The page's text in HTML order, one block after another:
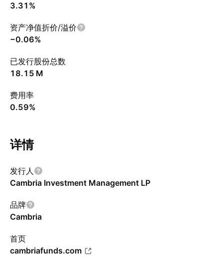
3.31%
资产净值折价/溢价
−0.06%
已发行股份总数
‪18.15 M‬
费用率
0.59%
详情
发行人
Cambria Investment Management LP
品牌
Cambria
首页
cambriafunds.com